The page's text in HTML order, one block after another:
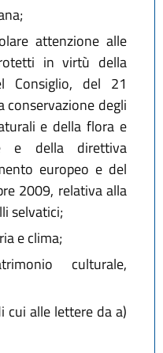
attenzione alle
in virtù della
Consiglio, del 21
conservazione degli
e della flora e
e della direttiva
europeo e del
2009, relativa alla
selvatici;
e clima;
culturale,
alle lettere da a)